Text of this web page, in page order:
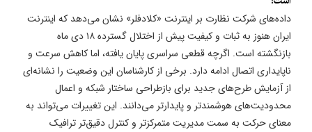
داده‌های شرکت نظارت بر اینترنت «کلادفلر» نشان می‌دهد که اینترنت
ایران هنوز به ثبات و کیفیت پیش از اختلال گسترده ۱۸ دی ماه
بازنگشته است. اگرچه قطعی سراسری پایان یافته، اما کاهش سرعت و
ناپایداری اتصال ادامه دارد. برخی از کارشناسان این وضعیت را نشانه‌ای
از آزمایش طرح‌های جدید برای بازطراحی ساختار شبکه و اعمال
محدودیت‌های هوشمندتر و پایدارتر می‌دانند. این تغییرات می‌تواند به
معنای حرکت به سمت مدیریت متمرکزتر و کنترل دقیق‌تر ترافیک